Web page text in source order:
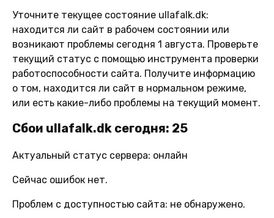
Уточните текущее состояние ullafalk.dk:
находится ли сайт в рабочем состоянии или
возникают проблемы сегодня 1 августа. Проверьте
текущий статус с помощью инструмента проверки
работоспособности сайта. Получите информацию
о том, находится ли сайт в нормальном режиме,
или есть какие-либо проблемы на текущий момент.
Сбои ullafalk.dk сегодня: 25
Актуальный статус сервера: онлайн
Сейчас ошибок нет.
Проблем с доступностью сайта: не обнаружено.